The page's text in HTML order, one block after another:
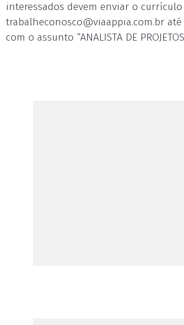
interessados devem enviar o
trabalheconosco@viaappia.com.br
com o assunto “ANALISTA DE PROJETOS